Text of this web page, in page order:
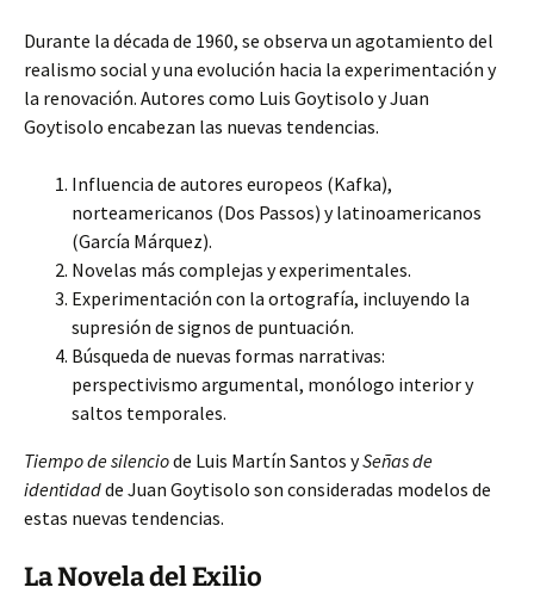
Durante la década de 1960, se observa un agotamiento del
realismo social y una evolución hacia la experimentación y
la renovación. Autores como Luis Goytisolo y Juan
Goytisolo encabezan las nuevas tendencias.
Influencia de autores europeos (Kafka),
norteamericanos (Dos Passos) y latinoamericanos
(García Márquez).
Novelas más complejas y experimentales.
Experimentación con la ortografía, incluyendo la
supresión de signos de puntuación.
Búsqueda de nuevas formas narrativas:
perspectivismo argumental, monólogo interior y
saltos temporales.
Tiempo de silenciode Luis Martín Santos ySeñas de
identidadde Juan Goytisolo son consideradas modelos de
estas nuevas tendencias.
La Novela del Exilio